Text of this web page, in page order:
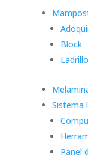
Block
Sistema
Panel